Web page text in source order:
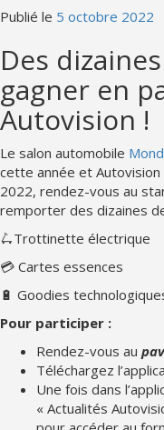
Publié le 5 octobre 2022
Des
gagner en
Autovision !
Le salon automobile
cette année et
2022, rendez-vous au
remporter des dizaines
🛴Trottinette électrique
💳 Cartes essences
🔋 Goodies
Pour participer :
Rendez-vous au
Téléchargez
Une fois dans
« Actualités